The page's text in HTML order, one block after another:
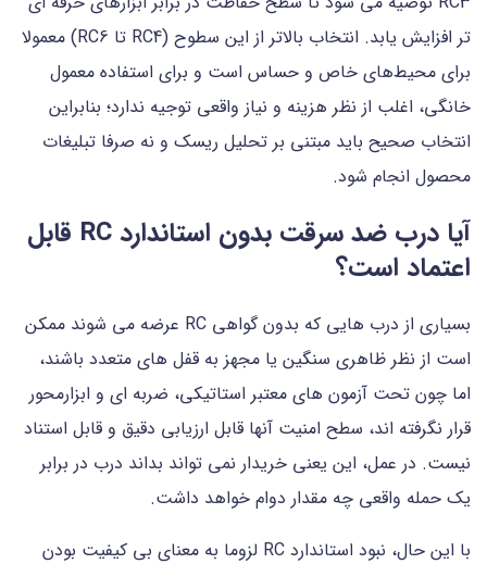
تر افزایش یابد. انتخاب بالاتر از این سطوح (RC4 تا RC6) معمولا
برای محیط‌های خاص و حساس است و برای استفاده معمول
خانگی، اغلب از نظر هزینه و نیاز واقعی توجیه ندارد؛ بنابراین
انتخاب صحیح باید مبتنی بر تحلیل ریسک و نه صرفا تبلیغات
محصول انجام شود.
آیا درب ضد سرقت بدون استاندارد RC قابل
اعتماد است؟
بسیاری از درب هایی که بدون گواهی RC عرضه می شوند ممکن
است از نظر ظاهری سنگین یا مجهز به قفل های متعدد باشند،
اما چون تحت آزمون های معتبر استاتیکی، ضربه ای و ابزارمحور
قرار نگرفته اند، سطح امنیت آنها قابل ارزیابی دقیق و قابل استناد
نیست. در عمل، این یعنی خریدار نمی تواند بداند درب در برابر
یک حمله واقعی چه مقدار دوام خواهد داشت.
با این حال، نبود استاندارد RC لزوما به معنای بی کیفیت بودن